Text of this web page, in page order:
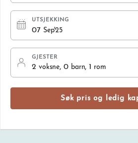
UTSJEKKING
07 Sep'25
GJESTER
2 voksne, 0 barn, 1 rom
Søk pris og ledig